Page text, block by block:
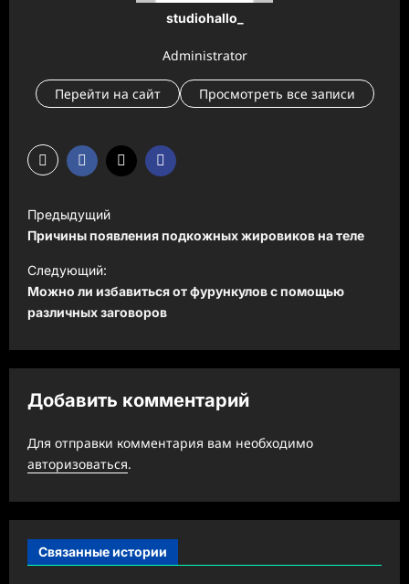
studiohallo_
Administrator
Перейти на сайт Просмотреть все записи
а
в
и
г
а
ц
и
з
п
и
с
Предыдущий
Причины появления подкожных жировиков на теле
Следующий:
Можно ли избавиться от фурункулов с помощью
различных заговоров
Добавить комментарий
Для отправки комментария вам необходимо
авторизоваться.
Связанные истории